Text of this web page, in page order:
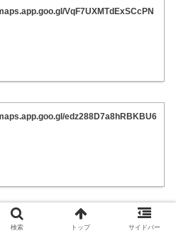
VqF7UXMTdExSCcPN
edz288D7a8hRBKBU6
the7FiGnLmAt8q5k6
検索 トップ サイドバー